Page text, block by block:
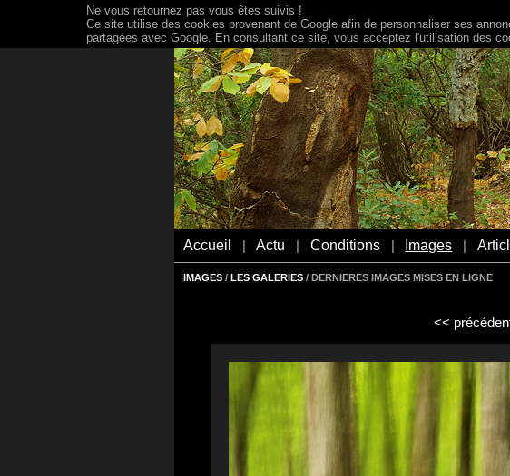
Accueil Actu Conditions Images
IMAGES / LES GALERIES / DERNIERES IMAGES MISES EN LIGNE
<<
Ne vous retournez pas vous êtes suivis !
Ce site utilise des cookies provenant de Google afin de personnaliser ses
partagées avec Google. En consultant ce site, vous acceptez l'utilisation des